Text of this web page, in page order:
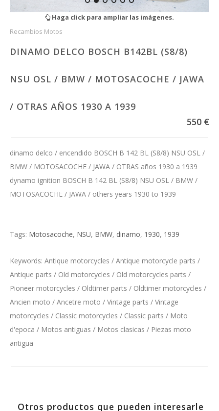
Haga click para ampliar las imágenes.
Recambios Motos
DINAMO DELCO BOSCH B142BL (S8/8)
NSU OSL / BMW / MOTOSACOCHE / JAWA
/ OTRAS AÑOS 1930 A 1939
550 €
dinamo delco / encendido BOSCH B 142 BL (S8/8) NSU OSL /
BMW / MOTOSACOCHE / JAWA / OTRAS años 1930 a 1939
dynamo ignition BOSCH B 142 BL (S8/8) NSU OSL / BMW /
MOTOSACOCHE / JAWA / others years 1930 to 1939
Tags: Motosacoche, NSU, BMW, dinamo, 1930, 1939
Keywords: Antique motorcycles / Antique motorcycle parts /
Antique parts / Old motorcycles / Old motorcycles parts /
Pioneer motorcycles / Oldtimer parts / Oldtimer motorcycles /
Ancien moto / Ancetre moto / Vintage parts / Vintage
motorcycles / Classic motorcycles / Classic parts / Moto
d'epoca / Motos antiguas / Motos clasicas / Piezas moto
antigua
Otros productos que pueden interesarle